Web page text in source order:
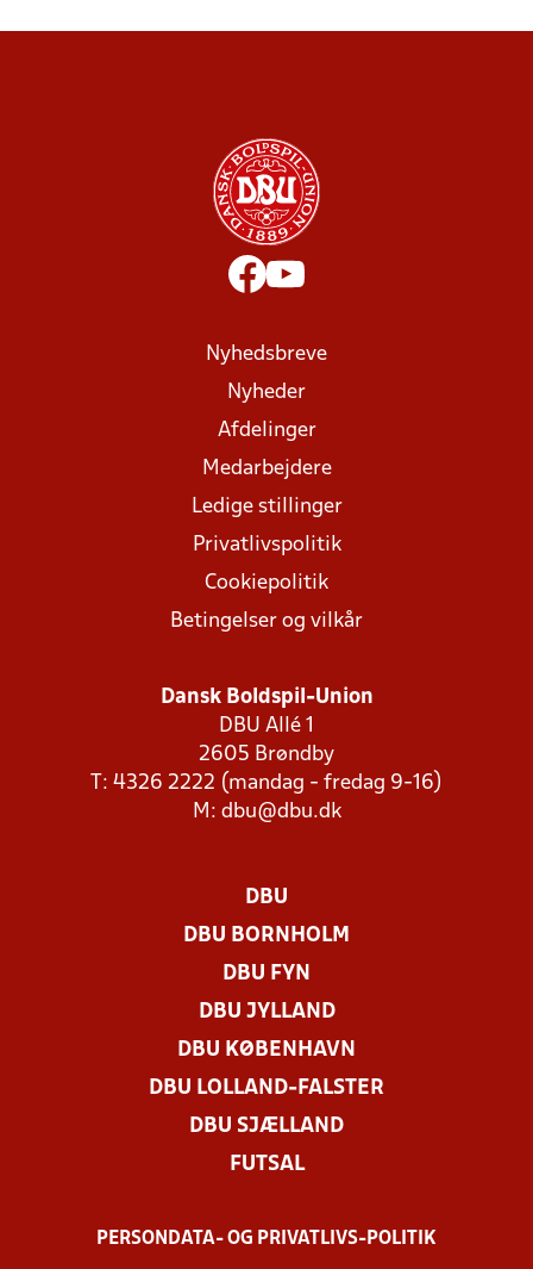
Nyhedsbreve
Nyheder
Afdelinger
Medarbejdere
Ledige stillinger
Privatlivspolitik
Cookiepolitik
Betingelser og vilkår
Dansk Boldspil-Union
DBU Allé 1
2605 Brøndby
T: 4326 2222 (mandag - fredag 9-16)
M: dbu@dbu.dk
DBU
DBU BORNHOLM
DBU FYN
DBU JYLLAND
DBU KØBENHAVN
DBU LOLLAND-FALSTER
DBU SJÆLLAND
FUTSAL
PERSONDATA- OG PRIVATLIVS-POLITIK